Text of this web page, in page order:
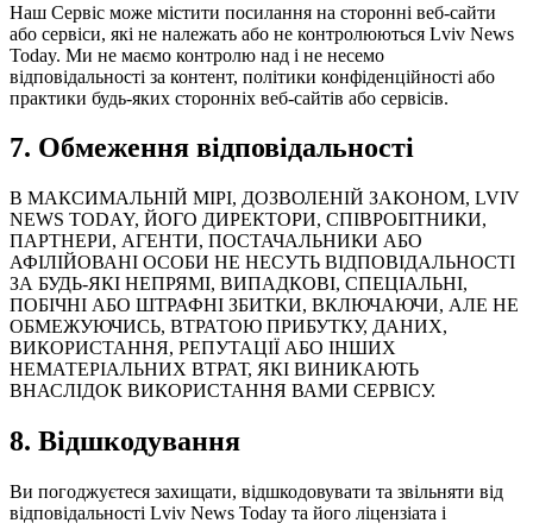
Наш Сервіс може містити посилання на сторонні веб-сайти
або сервіси, які не належать або не контролюються Lviv News
Today. Ми не маємо контролю над і не несемо
відповідальності за контент, політики конфіденційності або
практики будь-яких сторонніх веб-сайтів або сервісів.
7. Обмеження відповідальності
В МАКСИМАЛЬНІЙ МІРІ, ДОЗВОЛЕНІЙ ЗАКОНОМ, LVIV
NEWS TODAY, ЙОГО ДИРЕКТОРИ, СПІВРОБІТНИКИ,
ПАРТНЕРИ, АГЕНТИ, ПОСТАЧАЛЬНИКИ АБО
АФІЛІЙОВАНІ ОСОБИ НЕ НЕСУТЬ ВІДПОВІДАЛЬНОСТІ
ЗА БУДЬ-ЯКІ НЕПРЯМІ, ВИПАДКОВІ, СПЕЦІАЛЬНІ,
ПОБІЧНІ АБО ШТРАФНІ ЗБИТКИ, ВКЛЮЧАЮЧИ, АЛЕ НЕ
ОБМЕЖУЮЧИСЬ, ВТРАТОЮ ПРИБУТКУ, ДАНИХ,
ВИКОРИСТАННЯ, РЕПУТАЦІЇ АБО ІНШИХ
НЕМАТЕРІАЛЬНИХ ВТРАТ, ЯКІ ВИНИКАЮТЬ
ВНАСЛІДОК ВИКОРИСТАННЯ ВАМИ СЕРВІСУ.
8. Відшкодування
Ви погоджуєтеся захищати, відшкодовувати та звільняти від
відповідальності Lviv News Today та його ліцензіата і